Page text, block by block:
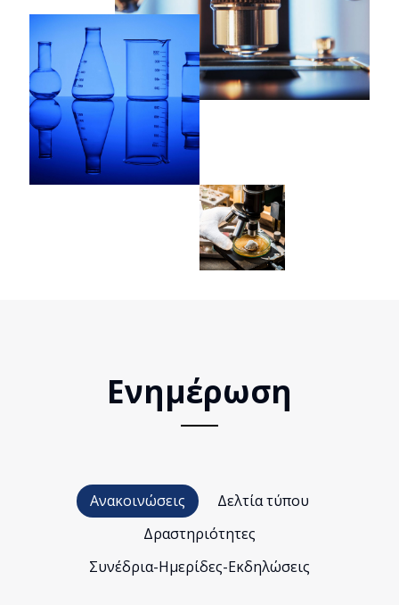
Ενημέρωση
Ανακοινώσεις
Δελτία τύπου
Δραστηριότητες
Συνέδρια-Ημερίδες-Εκδηλώσεις